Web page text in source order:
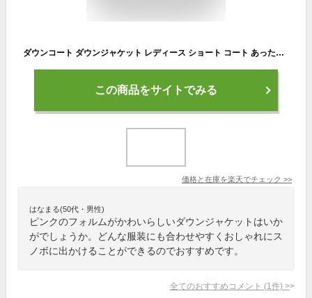
ダウンコート ダウンジャケット レディース ショート コート あったか アウター 襟なし 秋冬 通勤 通学 防寒 可愛い 韓国ファッション 軽い 軽量 オフィス カジュアル 秋 冬 おしゃれ 母 ママ 送料無料
この商品をサイトでみる
価格と在庫を楽天でチェック >>
はなまる(50代・男性)
ピンクのフォルムがかわいらしいダウンジャケットはいか
がでしょうか。どんな服装にも合わせやすくおしゃれにス
ノボに出かけることができるのでおすすめです。
全てのおすすめコメント (1 件) >